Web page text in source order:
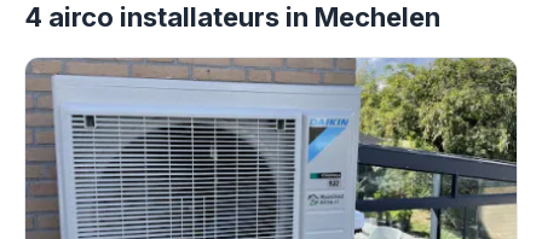
4 airco installateurs in Mechelen